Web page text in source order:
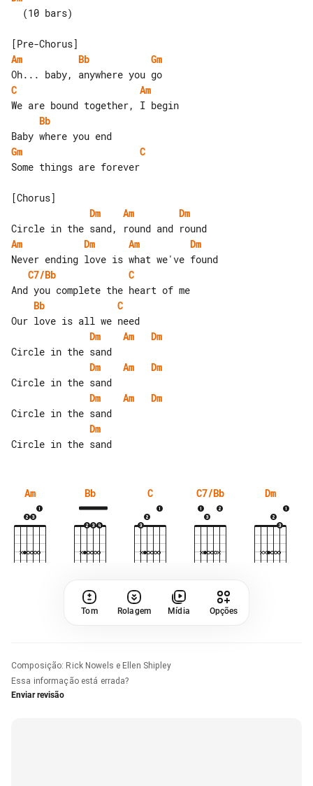
Am
Bb
Gm
C
Am
Bb
Gm
C
Some things are forever
Dm
Am
Dm
Am
Dm Am
Dm
C7/Bb
C
Bb
C
Dm
Am
Dm
Dm
Am
Dm
Dm
Am
Dm
Dm
Am Bb C C7/Bb Dm
Tom Rolagem Mídia Opções
Composição: Rick Nowels e Ellen Shipley
Essa informação está errada?
Enviar revisão